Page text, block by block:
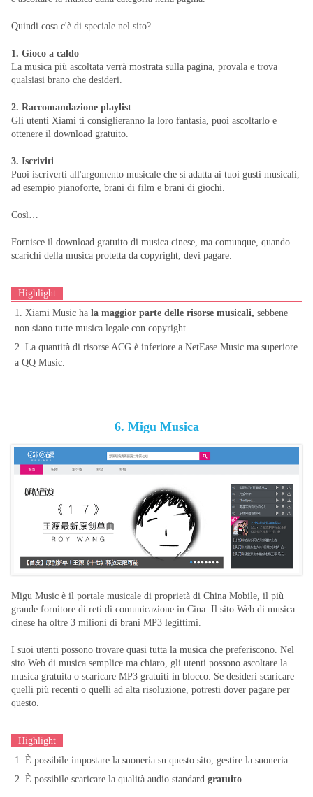
Quindi cosa c'è di speciale nel sito?
1. Gioco a caldo
La musica più ascoltata verrà mostrata sulla pagina, provala e trova
qualsiasi brano che desideri.
2. Raccomandazione playlist
Gli utenti Xiami ti consiglieranno la loro fantasia, puoi ascoltarlo e
ottenere il download gratuito.
3. Iscriviti
Puoi iscriverti all'argomento musicale che si adatta ai tuoi gusti musicali,
ad esempio pianoforte, brani di film e brani di giochi.
Così…
Fornisce il download gratuito di musica cinese, ma comunque, quando
scarichi della musica protetta da copyright, devi pagare.
Highlight
1. Xiami Music ha la maggior parte delle risorse musicali, sebbene
non siano tutte musica legale con copyright.
2. La quantità di risorse ACG è inferiore a NetEase Music ma superiore
a QQ Music.
6. Migu Musica
Migu Music è il portale musicale di proprietà di China Mobile, il più
grande fornitore di reti di comunicazione in Cina. Il sito Web di musica
cinese ha oltre 3 milioni di brani MP3 legittimi.
I suoi utenti possono trovare quasi tutta la musica che preferiscono. Nel
sito Web di musica semplice ma chiaro, gli utenti possono ascoltare la
musica gratuita o scaricare MP3 gratuiti in blocco. Se desideri scaricare
quelli più recenti o quelli ad alta risoluzione, potresti dover pagare per
questo.
Highlight
1. È possibile impostare la suoneria su questo sito, gestire la suoneria.
2. È possibile scaricare la qualità audio standard gratuito.